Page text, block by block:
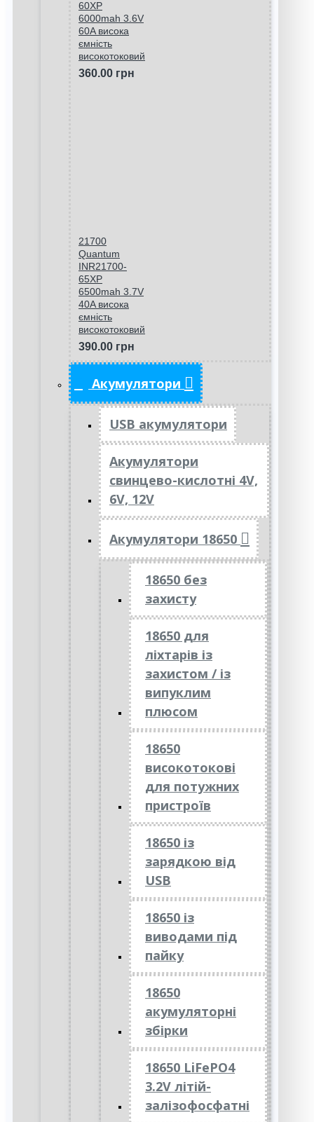
60XP
6000mah 3.6V
60A висока
ємність
високотоковий
360.00 грн
21700
Quantum
INR21700-
65XP
6500mah 3.7V
40A висока
ємність
високотоковий
390.00 грн
Акумулятори
USB акумулятори
Акумулятори
свинцево-кислотні 4V,
6V, 12V
Акумулятори 18650
18650 без
захисту
18650 для
ліхтарів із
захистом / із
випуклим
плюсом
18650
високотокові
для потужних
пристроїв
18650 із
зарядкою від
USB
18650 із
виводами під
пайку
18650
акумуляторні
збірки
18650 LiFePO4
3.2V літій-
залізофосфатні